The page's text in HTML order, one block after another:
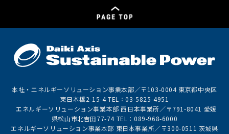
本社・エネルギーソリューション事業本部／〒103-0004 東京都中央区
東日本橋2-15-4 TEL：03-5825-4951
エネルギーソリューション事業本部 西日本事業所／〒791-8041 愛媛
県松山市北吉田77-74 TEL：089-968-6000
エネルギーソリューション事業本部 東日本事業所／〒300-0511 茨城県